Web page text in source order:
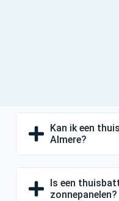
Kan ik een
Almere?
Is een
zonnepanelen?